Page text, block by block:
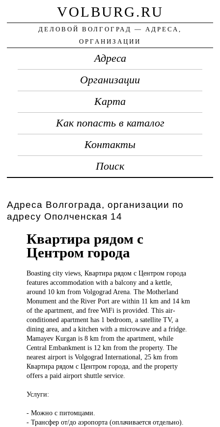
VOLBURG.RU
ДЕЛОВОЙ ВОЛГОГРАД — АДРЕСА,
ОРГАНИЗАЦИИ
Адреса
Организации
Карта
Как попасть в каталог
Контакты
Поиск
Адреса Волгограда, организации по
адресу Ополченская 14
Квартира рядом с
Центром города
Boasting cityviews, Квартира рядом с Центром города
features accommodation with a balcony and a kettle,
around 10 km from Volgograd Arena. The Motherland
Monument and the River Port are within 11 km and 14 km
of the apartment, and free WiFi is provided. This air-
conditioned apartment has 1 bedroom, a satellite TV, a
dining area, and a kitchen with a microwave and a fridge.
Mamayev Kurgan is 8 km from the apartment, while
Central Embankment is 12 km from the property. The
nearest airport is Volgograd International, 25 km from
Квартира рядом с Центром города, and the property
offers a paid airport shuttle service.
Услуги:
- Можно с питомцами.
- Трансфер от/до аэропорта (оплачивается отдельно).